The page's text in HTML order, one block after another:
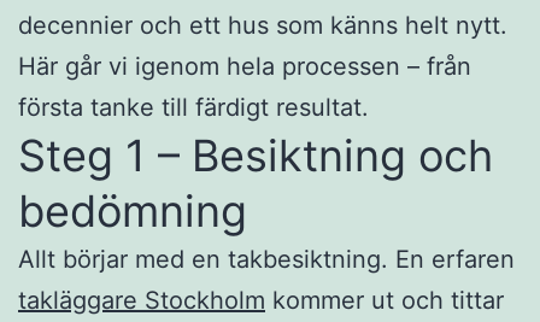
decennier och ett hus som känns helt nytt.
Här går vi igenom hela processen – från
första tanke till färdigt resultat.
Steg 1 – Besiktning och
bedömning
Allt börjar med en takbesiktning. En erfaren
takläggare Stockholm kommer ut och tittar